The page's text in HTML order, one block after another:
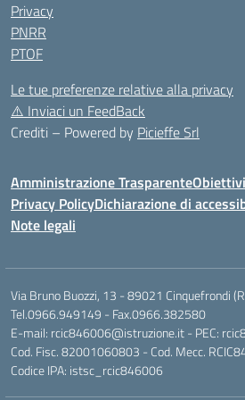
Privacy
PNRR
PTOF
Le tue preferenze relative alla privacy
⚠️ Inviaci un FeedBack
Crediti – Powered by Picieffe Srl
Amministrazione Trasparente
Privacy PolicyDichiarazione di
Note legali
Via Bruno Buozzi, 13 - 89021 Cinquefrondi
Tel.0966.949149 - Fax.0966.382580
E-mail: rcic846006@istruzione.it - PEC:
Cod. Fisc. 82001060803 - Cod. Mecc.
Codice IPA: istsc_rcic846006